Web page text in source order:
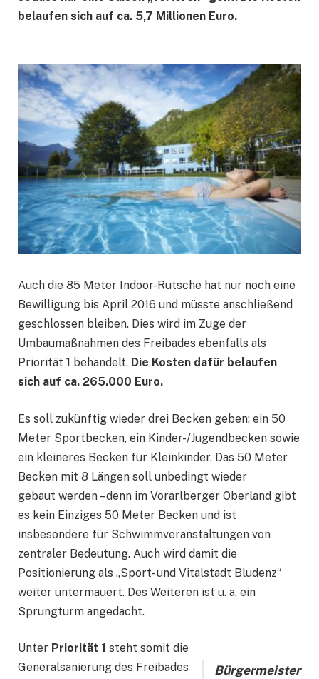
belaufen sich auf ca. 5,7 Millionen Euro.
Auch die 85 Meter Indoor-Rutsche hat nur noch eine
Bewilligung bis April 2016 und müsste anschließend
geschlossen bleiben. Dies wird im Zuge der
Umbaumaßnahmen des Freibades ebenfalls als
Priorität 1 behandelt. Die Kosten dafür belaufen
sich auf ca. 265.000 Euro.
Es soll zukünftig wieder drei Becken geben: ein 50
Meter Sportbecken, ein Kinder-/Jugendbecken sowie
ein kleineres Becken für Kleinkinder. Das 50 Meter
Becken mit 8 Längen soll unbedingt wieder
gebaut werden – denn im Vorarlberger Oberland gibt
es kein Einziges 50 Meter Becken und ist
insbesondere für Schwimmveranstaltungen von
zentraler Bedeutung. Auch wird damit die
Positionierung als „Sport- und Vitalstadt Bludenz“
weiter untermauert. Des Weiteren ist u. a. ein
Sprungturm angedacht.
Bürgermeister
Unter Priorität 1 steht somit die
Generalsanierung des Freibades